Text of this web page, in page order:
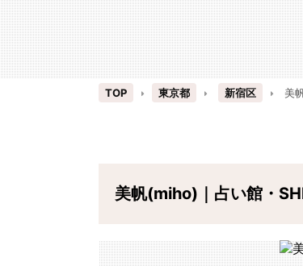
TOP 東京都 新宿区 美
美帆(miho)｜占い館・